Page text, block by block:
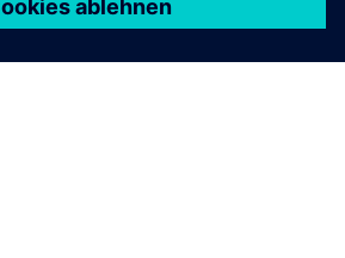
von der
meiner